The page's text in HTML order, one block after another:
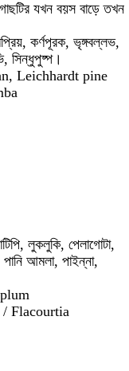
যখন বয়স বাড়ে তখন
কর্ণপূরক, ভৃঙ্গবল্লভ,
সিন্ধুপুষ্প।
Leichhardt pine
লুকলুকি, পেলাগোটা,
পানি আমলা, পাইন্না,
/ Flacourtia